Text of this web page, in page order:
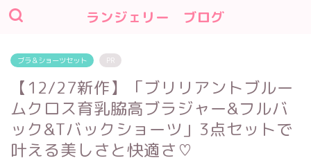
ランジェリー ブログ
ブラ＆ショーツセット PR
【12/27新作】「ブリリアントブルー
ムクロス育乳脇高ブラジャー&フルバ
ック&Tバックショーツ」3点セットで
叶える美しさと快適さ♡